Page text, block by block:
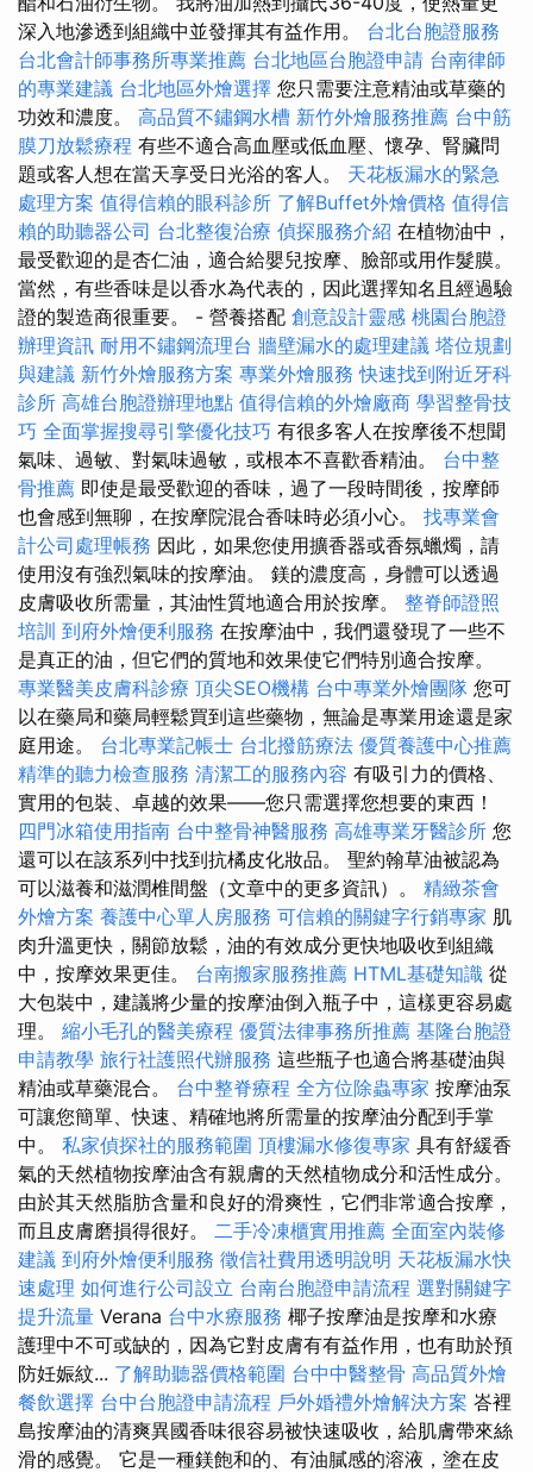
深入地滲透到組織中並發揮其有益作用。 台北台胞證服務
台北會計師事務所專業推薦 台北地區台胞證申請 台南律師
的專業建議 台北地區外燴選擇 您只需要注意精油或草藥的
功效和濃度。 高品質不鏽鋼水槽 新竹外燴服務推薦 台中筋
膜刀放鬆療程 有些不適合高血壓或低血壓、懷孕、腎臟問
題或客人想在當天享受日光浴的客人。 天花板漏水的緊急
處理方案 值得信賴的眼科診所 了解Buffet外燴價格 值得信
賴的助聽器公司 台北整復治療 偵探服務介紹 在植物油中，
最受歡迎的是杏仁油，適合給嬰兒按摩、臉部或用作髮膜。
當然，有些香味是以香水為代表的，因此選擇知名且經過驗
證的製造商很重要。 - 營養搭配 創意設計靈感 桃園台胞證
辦理資訊 耐用不鏽鋼流理台 牆壁漏水的處理建議 塔位規劃
與建議 新竹外燴服務方案 專業外燴服務 快速找到附近牙科
診所 高雄台胞證辦理地點 值得信賴的外燴廠商 學習整骨技
巧 全面掌握搜尋引擎優化技巧 有很多客人在按摩後不想聞
氣味、過敏、對氣味過敏，或根本不喜歡香精油。 台中整
骨推薦 即使是最受歡迎的香味，過了一段時間後，按摩師
也會感到無聊，在按摩院混合香味時必須小心。 找專業會
計公司處理帳務 因此，如果您使用擴香器或香氛蠟燭，請
使用沒有強烈氣味的按摩油。 鎂的濃度高，身體可以透過
皮膚吸收所需量，其油性質地適合用於按摩。 整脊師證照
培訓 到府外燴便利服務 在按摩油中，我們還發現了一些不
是真正的油，但它們的質地和效果使它們特別適合按摩。
專業醫美皮膚科診療 頂尖SEO機構 台中專業外燴團隊 您可
以在藥局和藥局輕鬆買到這些藥物，無論是專業用途還是家
庭用途。 台北專業記帳士 台北撥筋療法 優質養護中心推薦
精準的聽力檢查服務 清潔工的服務內容 有吸引力的價格、
實用的包裝、卓越的效果——您只需選擇您想要的東西！
四門冰箱使用指南 台中整骨神醫服務 高雄專業牙醫診所 您
還可以在該系列中找到抗橘皮化妝品。 聖約翰草油被認為
可以滋養和滋潤椎間盤（文章中的更多資訊）。 精緻茶會
外燴方案 養護中心單人房服務 可信賴的關鍵字行銷專家 肌
肉升溫更快，關節放鬆，油的有效成分更快地吸收到組織
中，按摩效果更佳。 台南搬家服務推薦 HTML基礎知識 從
大包裝中，建議將少量的按摩油倒入瓶子中，這樣更容易處
理。 縮小毛孔的醫美療程 優質法律事務所推薦 基隆台胞證
申請教學 旅行社護照代辦服務 這些瓶子也適合將基礎油與
精油或草藥混合。 台中整脊療程 全方位除蟲專家 按摩油泵
可讓您簡單、快速、精確地將所需量的按摩油分配到手掌
中。 私家偵探社的服務範圍 頂樓漏水修復專家 具有舒緩香
氣的天然植物按摩油含有親膚的天然植物成分和活性成分。
由於其天然脂肪含量和良好的滑爽性，它們非常適合按摩，
而且皮膚磨損得很好。 二手冷凍櫃實用推薦 全面室內裝修
建議 到府外燴便利服務 徵信社費用透明說明 天花板漏水快
速處理 如何進行公司設立 台南台胞證申請流程 選對關鍵字
提升流量 Verana 台中水療服務 椰子按摩油是按摩和水療
護理中不可或缺的，因為它對皮膚有有益作用，也有助於預
防妊娠紋... 了解助聽器價格範圍 台中中醫整骨 高品質外燴
餐飲選擇 台中台胞證申請流程 戶外婚禮外燴解決方案 峇裡
島按摩油的清爽異國香味很容易被快速吸收，給肌膚帶來絲
滑的感覺。 它是一種鎂飽和的、有油膩感的溶液，塗在皮